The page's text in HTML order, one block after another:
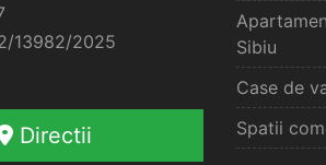
13982/2025
Directii
Sibiu
Case de
Spatii